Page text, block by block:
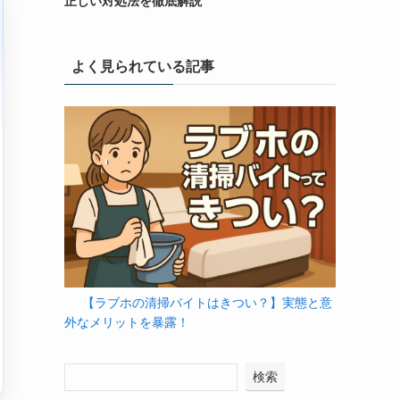
よく見られている記事
【ラブホの清掃バイトはきつい？】実態と意
外なメリットを暴露！
検索